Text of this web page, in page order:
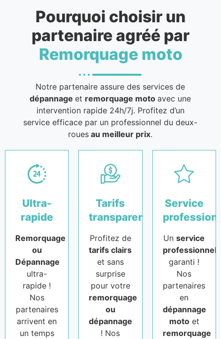
Pourquoi choisir un
partenaire agréé par
Remorquage moto
Notre partenaire assure des services de
dépannageet remorquage motoavec une
intervention rapide 24h/7j. Profitez d’un
service efficace par un professionnel du deux-
roues au meilleur prix.
Ultra-
rapide
Remorquage
ou
Dépannage
ultra-
rapide !
Nos
partenaires
arrivent en
un temps
Tarifs
transparents
Profitez de
tarifs clairs
et sans
surprise
pour votre
remorquage
ou
dépannage
! Nos
Service
Unservice
professionnel
garanti !
Nos
partenaires
en
dépannage
motoet
remorquage